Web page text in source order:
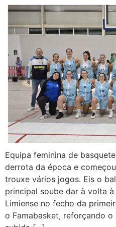
Equipa feminina de
derrota da época e
trouxe vários jogos. Eis o
principal soube dar à volta
Limiense no fecho da
o Famabasket, reforçando